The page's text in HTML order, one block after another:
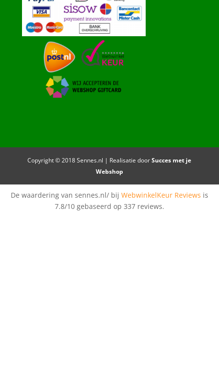
Copyright © 2018 Sennes.nl | Realisatie doorSucces met je
Webshop
De waardering van sennes.nl/ bij WebwinkelKeur Reviews is
7.8/10 gebaseerd op 337 reviews.